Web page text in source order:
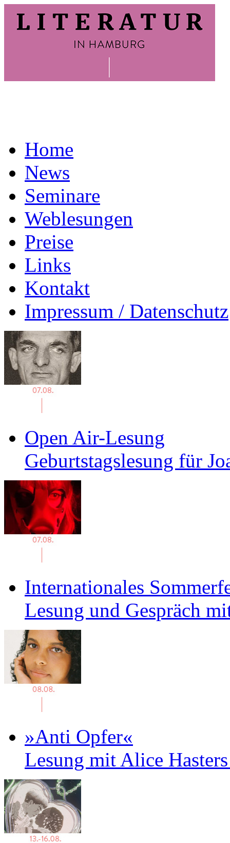
Home
News
Seminare
Weblesungen
Preise
Links
Kontakt
Impressum / Datenschutz
Open Air-Lesung
Geburtstagslesung für
Internationales
Lesung und Gespräch
»Anti Opfer«
Lesung mit Alice